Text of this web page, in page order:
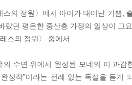
스의 정원〉에서 아이가 태어난 기쁨,
랐던 평온한 중산층 가정의 일상이 고
레스의 정원〉 중에서
의 수면 위에서 완성된 모네의 이 과감
성작”이라는 전례 없는 독설을 듣게